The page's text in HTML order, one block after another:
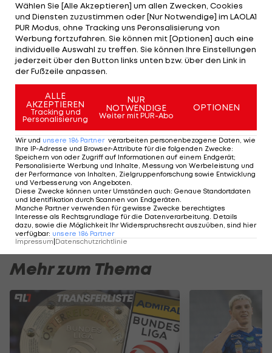
hat mir erklärt, dass er ein paar neue Sachen
ausprobieren will. Mit den neuen Spielern wurde
logischerweise auch der Konkurrenzkampf größer.
Das ist für den Verein sehr positiv."
In den letzten drei Spielen gelang den Oststeirern
jedoch nur ein Tor. Vielleicht führt dies dazu, dass
Tadic gegen Austria (14:30 Uhr im LIVE-Ticker
wieder in die Anfangsformation zurückkehrt.
Der legendäre Durchmarsch des FC
Wacker Tirol I #Zwarakonferenz History
Zwarakonferenz
Am Stammtisch
Mehr zum Thema
Wählen Sie [Alle Akzeptieren] um allen Zwecken, Cookies
und Diensten zuzustimmen oder [Nur Notwendige] im LAOLA1
PUR Modus, ohne Tracking uns Peronsalisierung von
Werbung fortzufahren. Sie können mit [Optionen] auch eine
individuelle Auswahl zu treffen. Sie können Ihre Einstellungen
jederzeit über den Button links unten bzw. über den Link in
der Fußzeile anpassen.
ALLE
AKZEPTIEREN
Tracking und
Personalisierung
NUR
NOTWENDIGE
Weiter mit PUR-Abo
OPTIONEN
Wir und unsere 186 Partner verarbeiten personenbezogene Daten, wie
Ihre IP-Adresse und Browser-Attribute für die folgenden Zwecke:
Speichern von oder Zugriff auf Informationen auf einem Endgerät;
Personalisierte Werbung und Inhalte, Messung von Werbeleistung und
der Performance von Inhalten, Zielgruppenforschung sowie Entwicklung
und Verbesserung von Angeboten.
Diese Zwecke können unter Umständen auch: Genaue Standortdaten
und Identifikation durch Scannen von Endgeräten.
Manche Partner verwenden für gewisse Zwecke berechtigtes
Interesse als Rechtsgrundlage für die Datenverarbeitung. Details
dazu, sowie die Möglichkeit Ihr Widerspruchsrecht auszuüben, sind hier
verfügbar: unsere 186 Partner
Impressum Datenschutzrichtlinie